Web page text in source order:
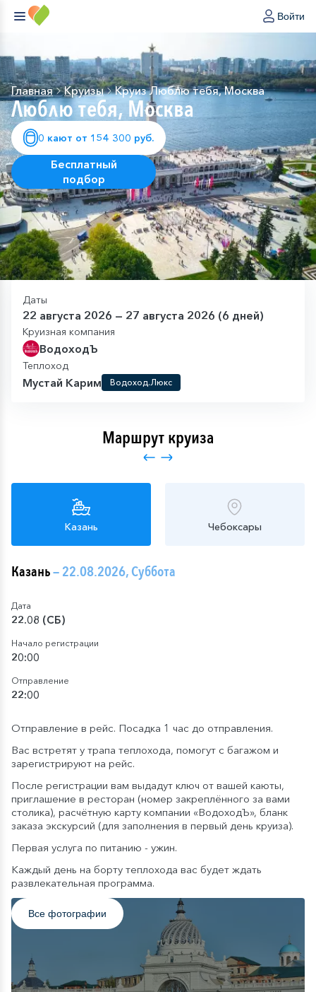
Войти
Главная Круизы Круиз Люблю тебя, Москва
Люблю тебя, Москва
0 кают от 154 300 руб.
Бесплатный
подбор
Даты
22 августа 2026 — 27 августа 2026 (6 дней)
Круизная компания
ВодоходЪ
Теплоход
Мустай Карим Водоход.Люкс
Маршрут круиза
Казань Чебоксары
Казань— 22.08.2026, Суббота
Дата
22.08 (СБ)
Начало регистрации
20:00
Отправление
22:00
Отправление в рейс. Посадка 1 час до отправления.
Вас встретят у трапа теплохода, помогут с багажом и
зарегистрируют на рейс.
После регистрации вам выдадут ключ от вашей каюты,
приглашение в ресторан (номер закреплённого за вами
столика), расчётную карту компании «ВодоходЪ», бланк
заказа экскурсий (для заполнения в первый день круиза).
Первая услуга по питанию - ужин.
Каждый день на борту теплохода вас будет ждать
развлекательная программа.
Все фотографии